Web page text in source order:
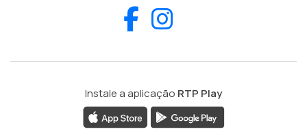
Facebook
Instale a aplicação RTP Play